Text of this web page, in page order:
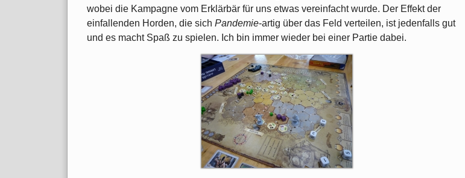
wobei die Kampagne vom Erklärbär für uns etwas vereinfacht wurde. Der Effekt der
einfallenden Horden, die sich Pandemie-artig über das Feld verteilen, ist jedenfalls gut
und es macht Spaß zu spielen. Ich bin immer wieder bei einer Partie dabei.